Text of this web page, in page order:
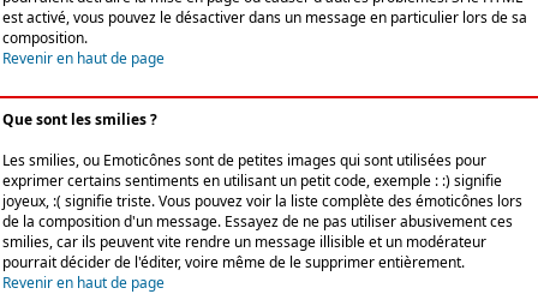
est activé, vous pouvez le désactiver dans un message en particulier lors de sa
composition.
Revenir en haut de page
Que sont les smilies ?
Les smilies, ou Emoticônes sont de petites images qui sont utilisées pour
exprimer certains sentiments en utilisant un petit code, exemple : :) signifie
joyeux, :( signifie triste. Vous pouvez voir la liste complète des émoticônes lors
de la composition d'un message. Essayez de ne pas utiliser abusivement ces
smilies, car ils peuvent vite rendre un message illisible et un modérateur
pourrait décider de l'éditer, voire même de le supprimer entièrement.
Revenir en haut de page